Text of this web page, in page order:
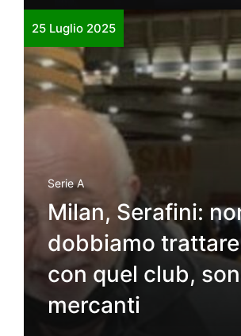
25 Luglio 2025
Serie A
Milan, Serafini:
dobbiamo
con quel club,
mercanti